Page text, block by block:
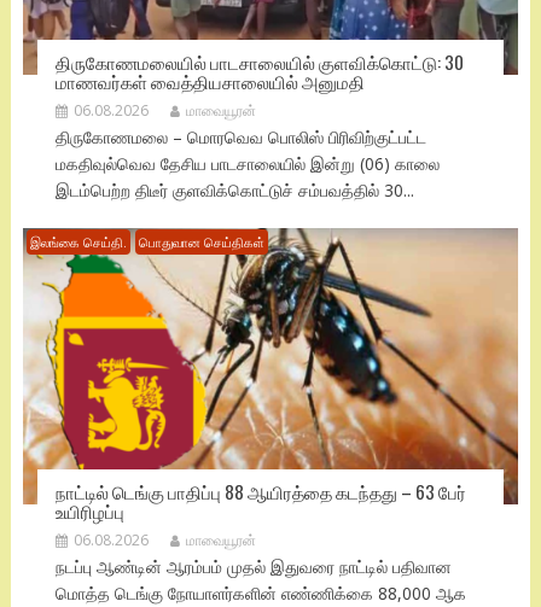
திருகோணமலையில் பாடசாலையில் குளவிக்கொட்டு: 30
மாணவர்கள் வைத்தியசாலையில் அனுமதி
06.08.2026 மாவையூரன்
திருகோணமலை – மொரவெவ பொலிஸ் பிரிவிற்குட்பட்ட
மகதிவுல்வெவ தேசிய பாடசாலையில் இன்று (06) காலை
இடம்பெற்ற திடீர் குளவிக்கொட்டுச் சம்பவத்தில் 30...
இலங்கை செய்தி. பொதுவான செய்திகள்
நாட்டில் டெங்கு பாதிப்பு 88 ஆயிரத்தை கடந்தது – 63 பேர்
உயிரிழப்பு
06.08.2026 மாவையூரன்
நடப்பு ஆண்டின் ஆரம்பம் முதல் இதுவரை நாட்டில் பதிவான
மொத்த டெங்கு நோயாளர்களின் எண்ணிக்கை 88,000 ஆக